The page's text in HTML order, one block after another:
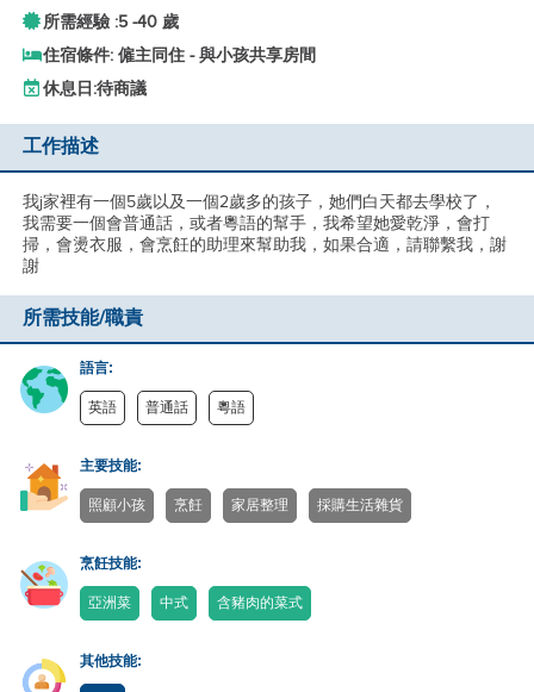
所需經驗 :5 -40 歲
住宿條件: 僱主同住 - 與小孩共享房間
休息日:待商議
工作描述
我j家裡有一個5歲以及一個2歲多的孩子，她們白天都去學校了，
我需要一個會普通話，或者粵語的幫手，我希望她愛乾淨，會打
掃，會燙衣服，會烹飪的助理來幫助我，如果合適，請聯繫我，謝
謝
所需技能/職責
語言:
英語 普通話 粵語
主要技能:
照顧小孩 烹飪 家居整理 採購生活雜貨
烹飪技能:
亞洲菜 中式 含豬肉的菜式
其他技能: